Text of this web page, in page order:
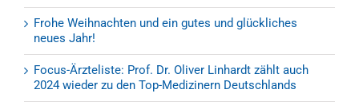
Frohe Weihnachten und ein gutes und glückliches
neues Jahr!
Focus-Ärzteliste: Prof. Dr. Oliver Linhardt zählt auch
2024 wieder zu den Top-Medizinern Deutschlands